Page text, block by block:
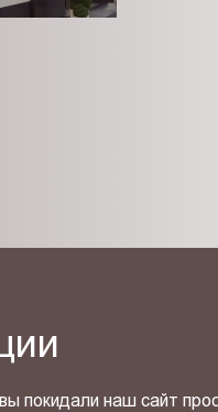
покидали наш сайт